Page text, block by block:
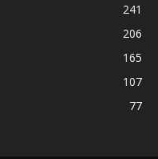
241
206
165
107
77